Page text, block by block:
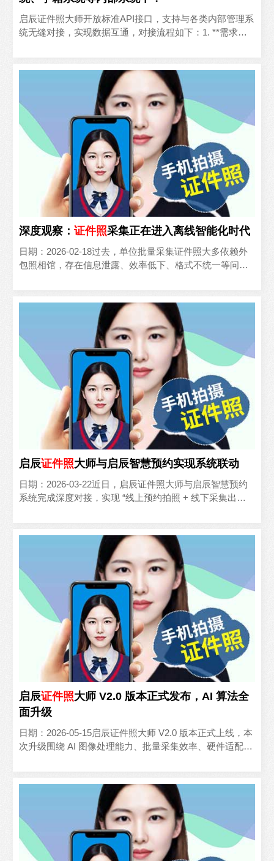
启辰证件照大师开放标准API接口，支持与各类内部管理系
统无缝对接，实现数据互通，对接流程如下：1. **需求对
深度观察：证件照采集正在进入离线智能化时代
日期：2026-02-18过去，单位批量采集证件照大多依赖外
包照相馆，存在信息泄露、效率低下、格式不统一等问
启辰证件照大师与启辰智慧预约实现系统联动
日期：2026-03-22近日，启辰证件照大师与启辰智慧预约
系统完成深度对接，实现 “线上预约拍照 + 线下采集出片”
启辰证件照大师 V2.0 版本正式发布，AI 算法全
面升级
日期：2026-05-15启辰证件照大师 V2.0 版本正式上线，本
次升级围绕 AI 图像处理能力、批量采集效率、硬件适配范